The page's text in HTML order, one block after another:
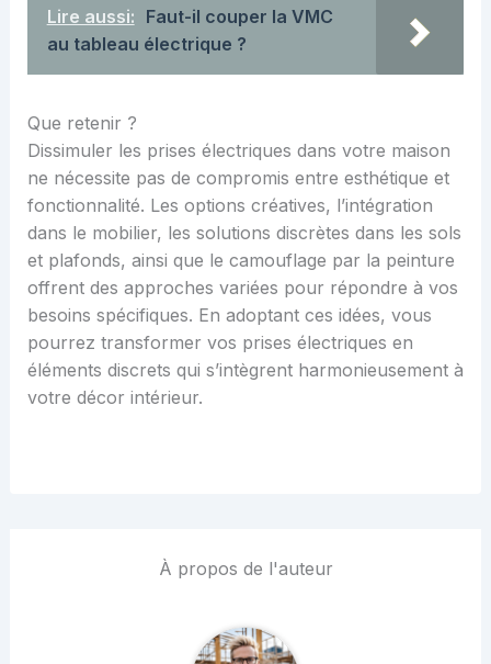
Lire aussi: Faut-il couper la VMC
au tableau électrique ?
Que retenir ?
Dissimuler les prises électriques dans votre maison
ne nécessite pas de compromis entre esthétique et
fonctionnalité. Les options créatives, l’intégration
dans le mobilier, les solutions discrètes dans les sols
et plafonds, ainsi que le camouflage par la peinture
offrent des approches variées pour répondre à vos
besoins spécifiques. En adoptant ces idées, vous
pourrez transformer vos prises électriques en
éléments discrets qui s’intègrent harmonieusement à
votre décor intérieur.
À propos de l'auteur